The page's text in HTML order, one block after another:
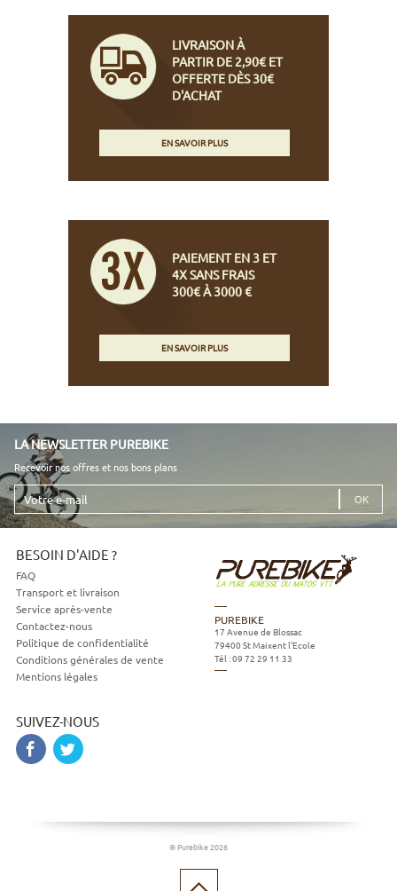
LIVRAISON À
PARTIR DE 2,90€ ET
OFFERTE DÈS 30€
D'ACHAT
EN SAVOIR PLUS
PAIEMENT EN 3 ET
4X SANS FRAIS
300€ À 3000 €
EN SAVOIR PLUS
LA NEWSLETTER PUREBIKE
Recevoir nos offres et nos bons plans
Votre
e-
mail
BESOIN D'AIDE ?
FAQ
Transport et livraison
Service après-vente
Contactez-nous
Politique de confidentialité
Conditions générales de vente
Mentions légales
SUIVEZ-NOUS
PUREBIKE
17 Avenue de Blossac
79400 St Maixent l'Ecole
Tél :09 72 29 11 33
© Purebike 2026